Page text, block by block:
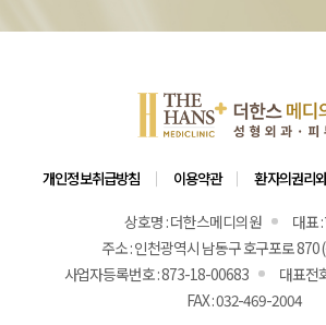
개인정보취급방침 이용약관 환자의권리
상호명 : 더한스메디의원
대표
주소 : 인천광역시 남동구 호구포로
사업자등록번호 : 873-18-00683
대표전
FAX : 032-469-2004